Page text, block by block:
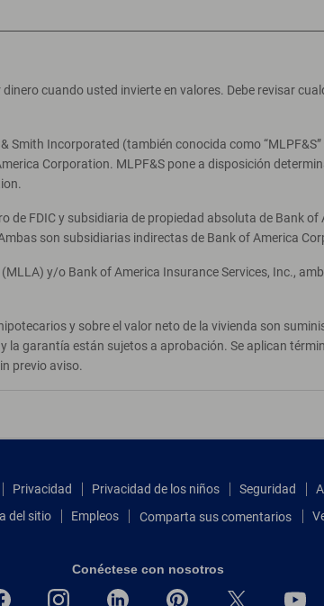
cuando usted invierte en valores. Debe revisar
Incorporated (también conocida como
Corporation. MLPF&S pone a disposición
de FDIC y subsidiaria de propiedad absoluta de Bank
son subsidiarias indirectas de Bank of America
y/o Bank of America Insurance Services, Inc.,
y sobre el valor neto de la vivienda son
garantía están sujetos a aprobación. Se aplican
previo aviso.
Privacidad Privacidad de los niños Seguridad
del sitio Empleos Comparta sus comentarios
Conéctese con nosotros